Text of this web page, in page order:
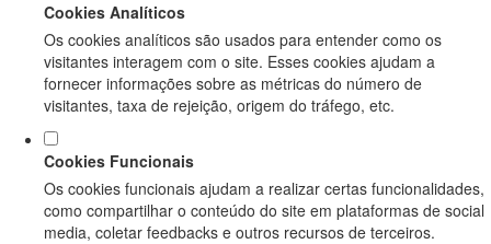
Cookies Analíticos
Os cookies analíticos são usados para entender como os
visitantes interagem com o site. Esses cookies ajudam a
fornecer informações sobre as métricas do número de
visitantes, taxa de rejeição, origem do tráfego, etc.
Cookies Funcionais
Os cookies funcionais ajudam a realizar certas funcionalidades,
como compartilhar o conteúdo do site em plataformas de social
media, coletar feedbacks e outros recursos de terceiros.